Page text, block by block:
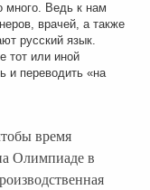
много. Ведь к нам
врачей, а также
русский язык.
тот или иной
и переводить «на
время
Олимпиаде в